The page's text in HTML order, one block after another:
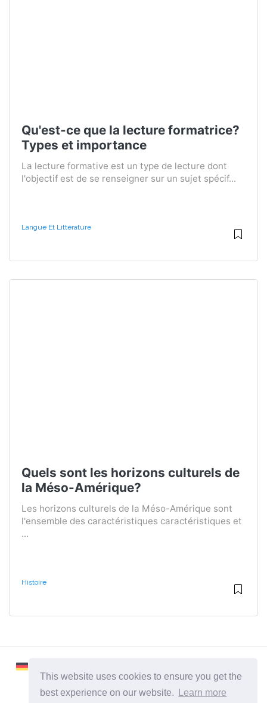
This website uses cookies to ensure you get the
best experience on our website.
Learn more
Qu'est-ce que la lecture formatrice?
Types et importance
La lecture formative est un type de lecture dont
l'objectif est de se renseigner sur un sujet spécif...
Langue Et Littérature
Quels sont les horizons culturels de
la Méso-Amérique?
Les horizons culturels de la Méso-Amérique sont
l'ensemble des caractéristiques caractéristiques et
...
Histoire